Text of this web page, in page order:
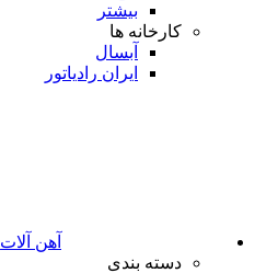
بیشتر
کارخانه ها
آبسال
ایران رادیاتور
آهن آلات
دسته بندی